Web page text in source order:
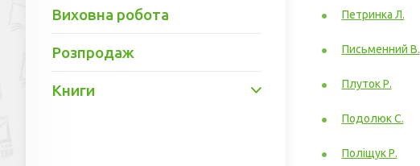
Виховна робота
Розпродаж
Книги
Петринка Л.
Письменний В.
Плуток Р.
Подолюк С.
Поліщук Р.